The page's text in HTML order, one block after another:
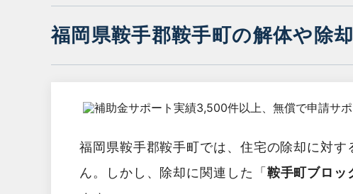
福岡県鞍手郡鞍手町の解体や除
福岡県鞍手郡鞍手町では、住宅の除却に対
ん。しかし、除却に関連した「 鞍手町ブロッ